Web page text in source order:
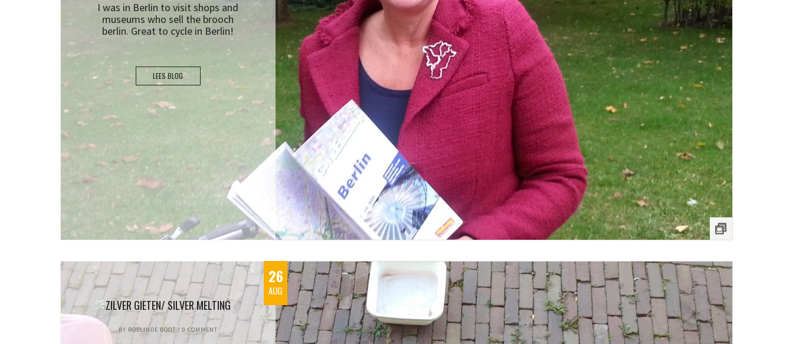
I was in Berlin to visit shops and
museums who sell the brooch
berlin. Great to cycle in Berlin!
LEES BLOG
26
AUG
ZILVER GIETEN/ SILVER MELTING
BY ROELINDE BOOT / 0 COMMENT